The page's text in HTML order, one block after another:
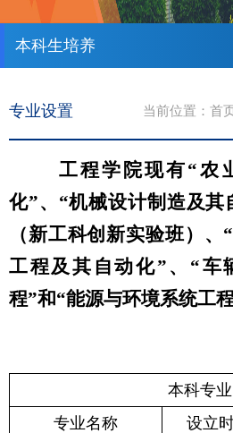
本科生培养
当前位置： 首
专业设置
工程学院现有“农
化”、“机械设计制造及其
（新工科创新实验班）
工程及其自动化” 、“车
程”和“能源与环境系统工
本科专业
专业名称
设立